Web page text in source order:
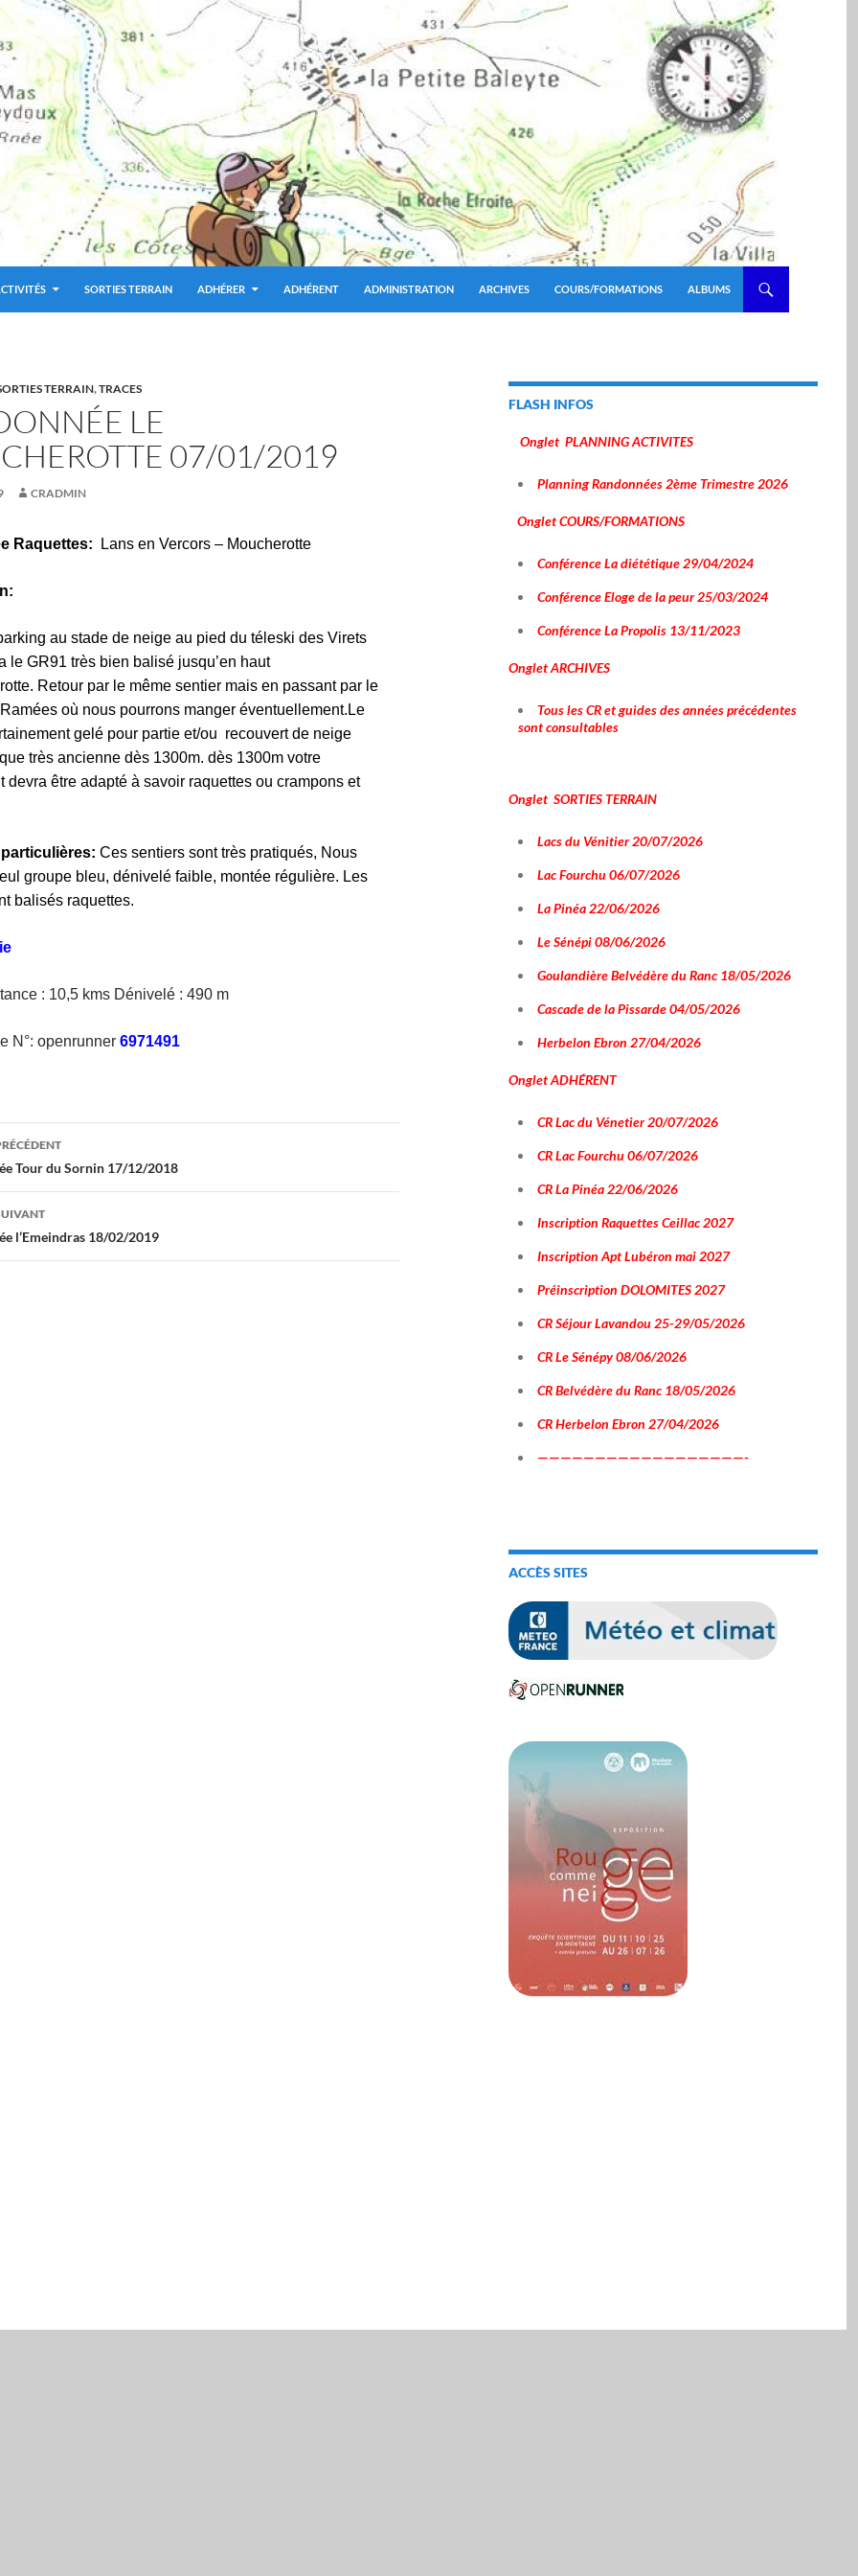
SORTIES TERRAIN ADHÉRER ADHÉRENT ADMINISTRATION ARCHIVES COURS/FORMATIONS ALBUMS
TERRAIN,TRACES
LE
07/01/2019
CRADMIN
Raquettes: Lans en Vercors – Moucherotte
au stade de neige au pied du téleski des Virets
le GR91 très bien balisé jusqu’en haut
Retour par le même sentier mais en passant par le
où nous pourrons manger éventuellement.Le
gelé pour partie et/ou recouvert de neige
très ancienne dès 1300m. dès 1300m votre
devra être adapté à savoir raquettes ou crampons et
Ces sentiers sont très pratiqués, Nous
groupe bleu, dénivelé faible, montée régulière. Les
balisés raquettes.
: 10,5 kms Dénivelé : 490 m
N°: openrunner6971491
Tour du Sornin 17/12/2018
l’Emeindras 18/02/2019
FLASH INFOS
Onglet PLANNING ACTIVITES
Planning Randonnées 2ème Trimestre 2026
Onglet COURS/FORMATIONS
Conférence La diététique 29/04/2024
Conférence Eloge de la peur 25/03/2024
Conférence La Propolis 13/11/2023
Onglet ARCHIVES
Tous les CR et guides des années précédentes
sont consultables
Onglet SORTIES TERRAIN
Lacs du Vénitier 20/07/2026
Lac Fourchu 06/07/2026
La Pinéa 22/06/2026
Le Sénépi 08/06/2026
Goulandière Belvédère du Ranc 18/05/2026
Cascade de la Pissarde 04/05/2026
Herbelon Ebron 27/04/2026
OngletADHÉRENT
CR Lac du Vénetier 20/07/2026
CR Lac Fourchu 06/07/2026
CR La Pinéa 22/06/2026
Inscription Raquettes Ceillac 2027
Inscription Apt Lubéron mai 2027
Préinscription DOLOMITES 2027
CR Séjour Lavandou 25-29/05/2026
CR Le Sénépy 08/06/2026
CR Belvédère du Ranc 18/05/2026
CR Herbelon Ebron 27/04/2026
——————————————————-
ACCÈS SITES